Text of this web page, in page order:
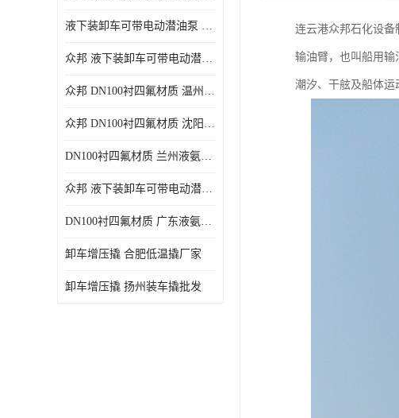
液下装卸车可带电动潜油泵 贵阳液氨鹤管批发商
众邦 液下装卸车可带电动潜油泵 沈阳液氨鹤管批发商
众邦 DN100衬四氟材质 温州液氨鹤管批发商
众邦 DN100衬四氟材质 沈阳液氨鹤管批发商
DN100衬四氟材质 兰州液氨鹤管批发商
众邦 液下装卸车可带电动潜油泵 太原液氨鹤管厂商
DN100衬四氟材质 广东液氨鹤管厂商
卸车增压撬 合肥低温撬厂家
卸车增压撬 扬州装车撬批发
连云港众邦石化设备
输油臂，也叫船用输
潮汐、干舷及船体运